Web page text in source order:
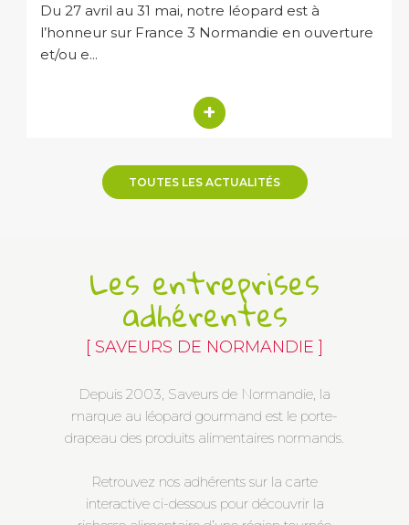
Du 27 avril au 31 mai, notre léopard est à
l’honneur sur France 3 Normandie en ouverture
et/ou e...
+
TOUTES LES ACTUALITÉS
Les entreprises
adhérentes
[ SAVEURS DE NORMANDIE ]
Depuis 2003, Saveurs de Normandie, la
marque au léopard gourmand est le porte-
drapeau des produits alimentaires normands.
Retrouvez nos adhérents sur la carte
interactive ci-dessous pour découvrir la